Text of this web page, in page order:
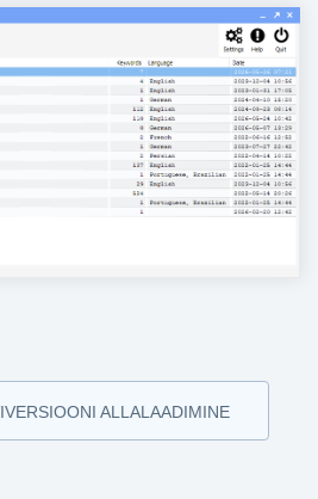
ALLALAADIMINE